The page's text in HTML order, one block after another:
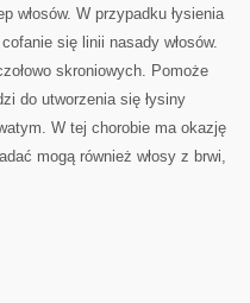
włosów. W przypadku łysienia
się linii nasady włosów.
skroniowych. Pomoże
do utworzenia się łysiny
W tej chorobie ma okazję
mogą również włosy z brwi,